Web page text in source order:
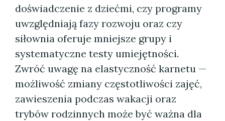
doświadczenie z dziećmi, czy programy
uwzględniają fazy rozwoju oraz czy
siłownia oferuje mniejsze grupy i
systematyczne testy umiejętności.
Zwróć uwagę na elastyczność karnetu —
możliwość zmiany częstotliwości zajęć,
zawieszenia podczas wakacji oraz
trybów rodzinnych może być ważna dla